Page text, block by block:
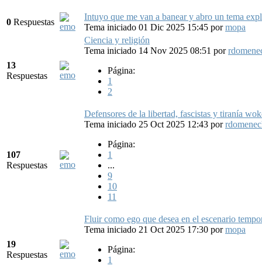
0 Respuestas
Intuyo que me van a banear y abro un tema
Tema iniciado 01 Dic 2025 15:45 pormopa
13
Respuestas
Ciencia y religión
Tema iniciado 14 Nov 2025 08:51 por
Página:
1
2
107
Respuestas
Defensores de la libertad, fascistas y tiranía
Tema iniciado 25 Oct 2025 12:43 por
Página:
1
...
9
10
11
19
Respuestas
Fluir como ego que desea en el escenario
Tema iniciado 21 Oct 2025 17:30 pormopa
Página:
1